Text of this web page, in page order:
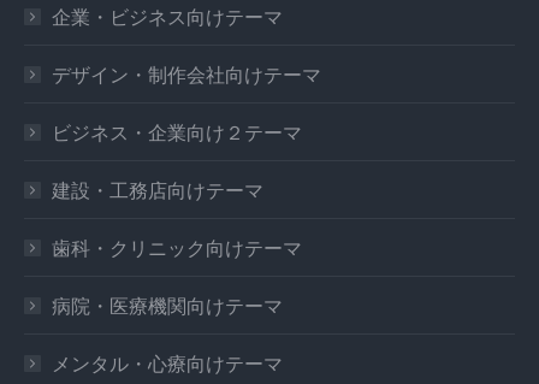
企業・ビジネス向けテーマ
デザイン・制作会社向けテーマ
ビジネス・企業向け２テーマ
建設・工務店向けテーマ
歯科・クリニック向けテーマ
病院・医療機関向けテーマ
メンタル・心療向けテーマ